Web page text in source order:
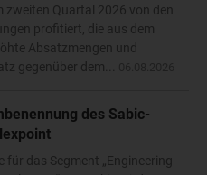
zweiten Quartal 2026 von den
profitiert, die aus dem
Absatzmengen und
gegenüber dem...
des Sabic-
für das Segment „Engineering